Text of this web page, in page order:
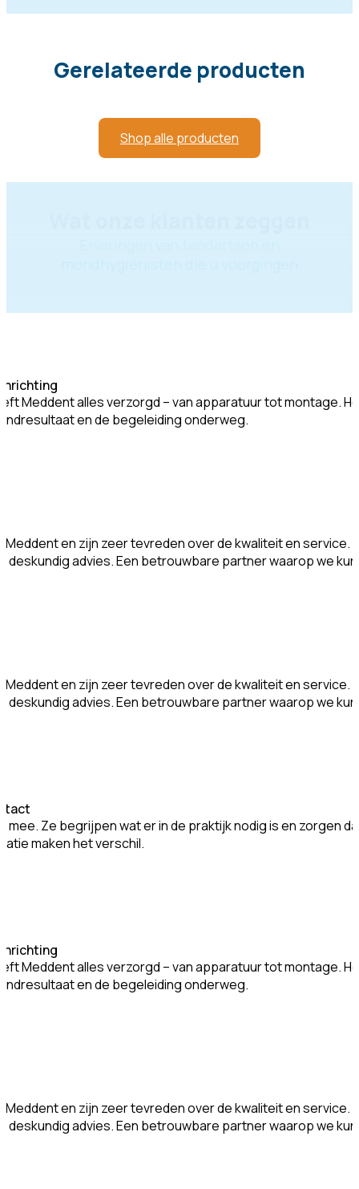
Gerelateerde producten
Shop alle producten
Meddent alles verzorgd – van apparatuur tot montage.
en de begeleiding onderweg.
en zijn zeer tevreden over de kwaliteit en service.
advies. Een betrouwbare partner waarop we
en zijn zeer tevreden over de kwaliteit en service.
advies. Een betrouwbare partner waarop we
Ze begrijpen wat er in de praktijk nodig is en zorgen
maken het verschil.
Meddent alles verzorgd – van apparatuur tot montage.
en de begeleiding onderweg.
en zijn zeer tevreden over de kwaliteit en service.
advies. Een betrouwbare partner waarop we